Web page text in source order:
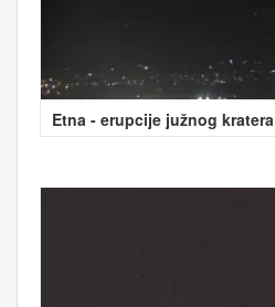
Etna - erupcije južnog kratera